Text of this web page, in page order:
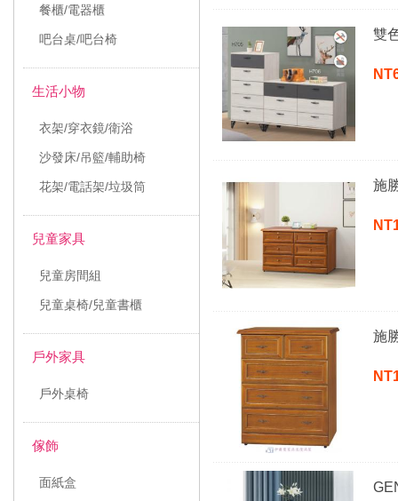
餐櫃/電器櫃
吧台桌/吧台椅
生活小物
衣架/穿衣鏡/衛浴
沙發床/吊籃/輔助椅
花架/電話架/垃圾筒
兒童家具
兒童房間組
兒童桌椅/兒童書櫃
戶外家具
戶外桌椅
傢飾
面紙盒
雙
施
施